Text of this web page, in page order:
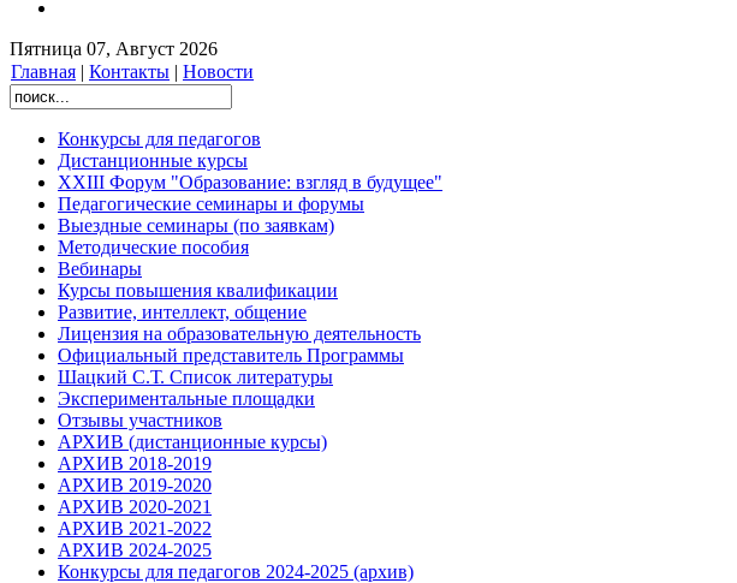
Пятница 07, Август 2026
Главная | Контакты | Новости
Конкурсы для педагогов
Дистанционные курсы
XXIII Форум "Образование: взгляд в будущее"
Педагогические семинары и форумы
Выездные семинары (по заявкам)
Методические пособия
Вебинары
Курсы повышения квалификации
Развитие, интеллект, общение
Лицензия на образовательную деятельность
Официальный представитель Программы
Шацкий С.Т. Список литературы
Экспериментальные площадки
Отзывы участников
АРХИВ (дистанционные курсы)
АРХИВ 2018-2019
АРХИВ 2019-2020
АРХИВ 2020-2021
АРХИВ 2021-2022
АРХИВ 2024-2025
Конкурсы для педагогов 2024-2025 (архив)